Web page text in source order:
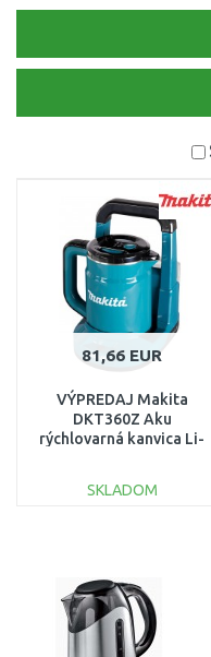
81,66 EUR
VÝPREDAJ Makita
DKT360Z Aku
rýchlovarná kanvica Li-
SKLADOM
Porovnať